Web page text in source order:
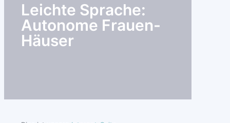
Leichte Sprache:
Autonome Frauen-
Häuser